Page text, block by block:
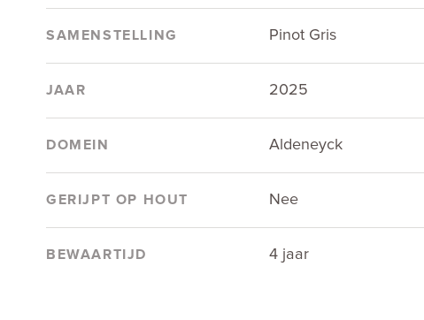
SAMENSTELLING Pinot Gris
JAAR 2025
DOMEIN Aldeneyck
GERIJPT OP HOUT Nee
BEWAARTIJD 4 jaar